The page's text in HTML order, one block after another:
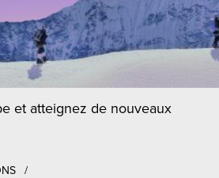
et atteignez de nouveaux
/